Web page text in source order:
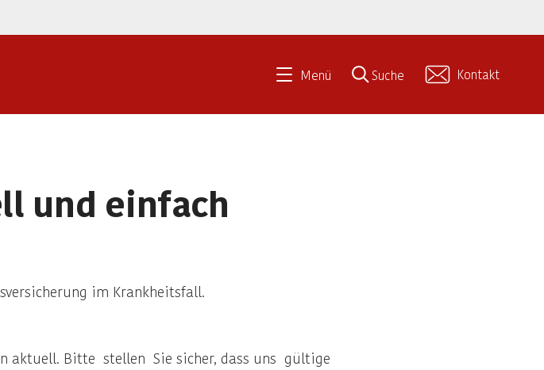
Menü Suche Kontakt
und einfach
im Krankheitsfall.
aktuell. Bitte stellen Sie sicher, dass uns gültige